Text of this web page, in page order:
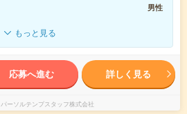
男性
もっと見る
応募へ進む 詳しく見る
パーソルテンプスタッフ株式会社